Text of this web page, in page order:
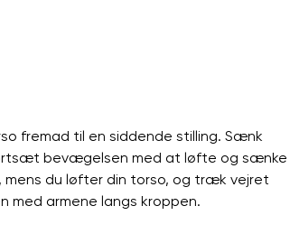
fremad til en siddende stilling. Sænk
bevægelsen med at løfte og sænke
mens du løfter din torso, og træk vejret
med armene langs kroppen.